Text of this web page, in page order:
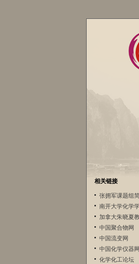
相关链接
张拥军课题组
南开大学化学
加拿大朱晓夏
中国聚合物网
中国流变网
中国化学仪器网
化学化工论坛